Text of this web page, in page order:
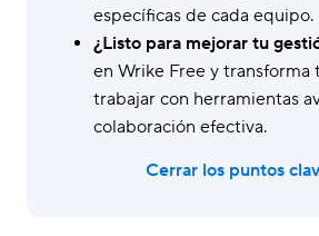
específicas de cada equipo.
¿Listo para mejorar tu
en Wrike Free y transforma
trabajar con herramientas
colaboración efectiva.
Cerrar los puntos